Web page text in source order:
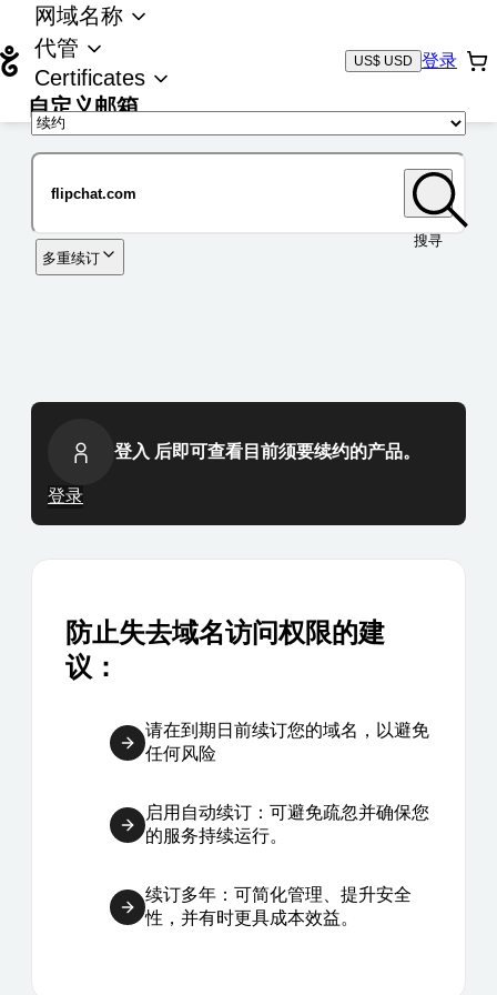
网域名称
代管
Certificates
自定义邮箱
US$ USD 登录
搜寻
多重续订
登入 后即可查看目前须要续约的产品。
登录
防止失去域名访问权限的建
议：
请在到期日前续订您的域名，以避免
任何风险
启用自动续订：可避免疏忽并确保您
的服务持续运行。
续订多年：可简化管理、提升安全
性，并有时更具成本效益。